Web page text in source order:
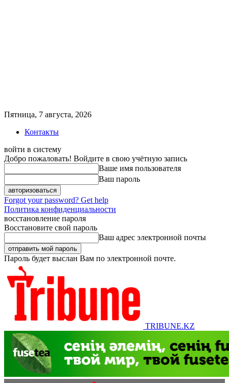
Пятница, 7 августа, 2026
Контакты
войти в систему
Добро пожаловать! Войдите в свою учётную запись
Ваше имя пользователя
Ваш пароль
Forgot your password? Get help
Политика конфиденциальности
восстановление пароля
Восстановите свой пароль
Ваш адрес электронной почты
Пароль будет выслан Вам по электронной почте.
TRIBUNE.KZ